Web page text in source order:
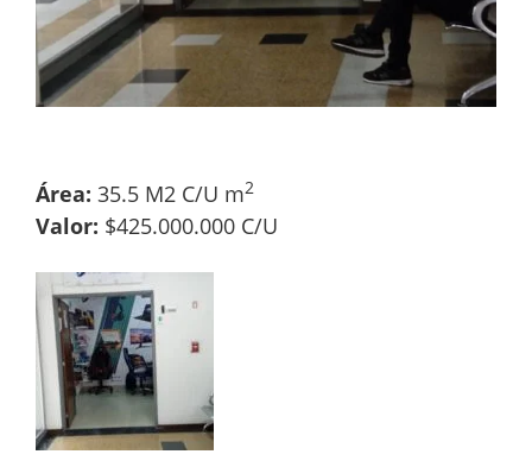
Área: 35.5 M2 C/U m2
Valor: $425.000.000 C/U